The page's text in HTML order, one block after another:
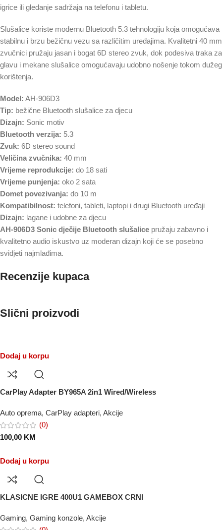
igrice ili gledanje sadržaja na telefonu i tabletu.
Slušalice koriste modernu Bluetooth 5.3 tehnologiju koja omogućava
stabilnu i brzu bežičnu vezu sa različitim uređajima. Kvalitetni 40 mm
zvučnici pružaju jasan i bogat 6D stereo zvuk, dok podesiva traka za
glavu i mekane slušalice omogućavaju udobno nošenje tokom dužeg
korištenja.
Model: AH-906D3
Tip: bežične Bluetooth slušalice za djecu
Dizajn: Sonic motiv
Bluetooth verzija: 5.3
Zvuk: 6D stereo sound
Veličina zvučnika: 40 mm
Vrijeme reprodukcije: do 18 sati
Vrijeme punjenja: oko 2 sata
Domet povezivanja: do 10 m
Kompatibilnost: telefoni, tableti, laptopi i drugi Bluetooth uređaji
Dizajn: lagane i udobne za djecu
AH-906D3 Sonic dječije Bluetooth slušalice pružaju zabavno i
kvalitetno audio iskustvo uz moderan dizajn koji će se posebno
svidjeti najmlađima.
Recenzije kupaca
Slični proizvodi
Dodaj u korpu
CarPlay Adapter BY965A 2in1 Wired/Wireless
Auto oprema, CarPlay adapteri, Akcije
(0)
100,00 KM
Dodaj u korpu
KLASICNE IGRE 400U1 GAMEBOX CRNI
Gaming, Gaming konzole, Akcije